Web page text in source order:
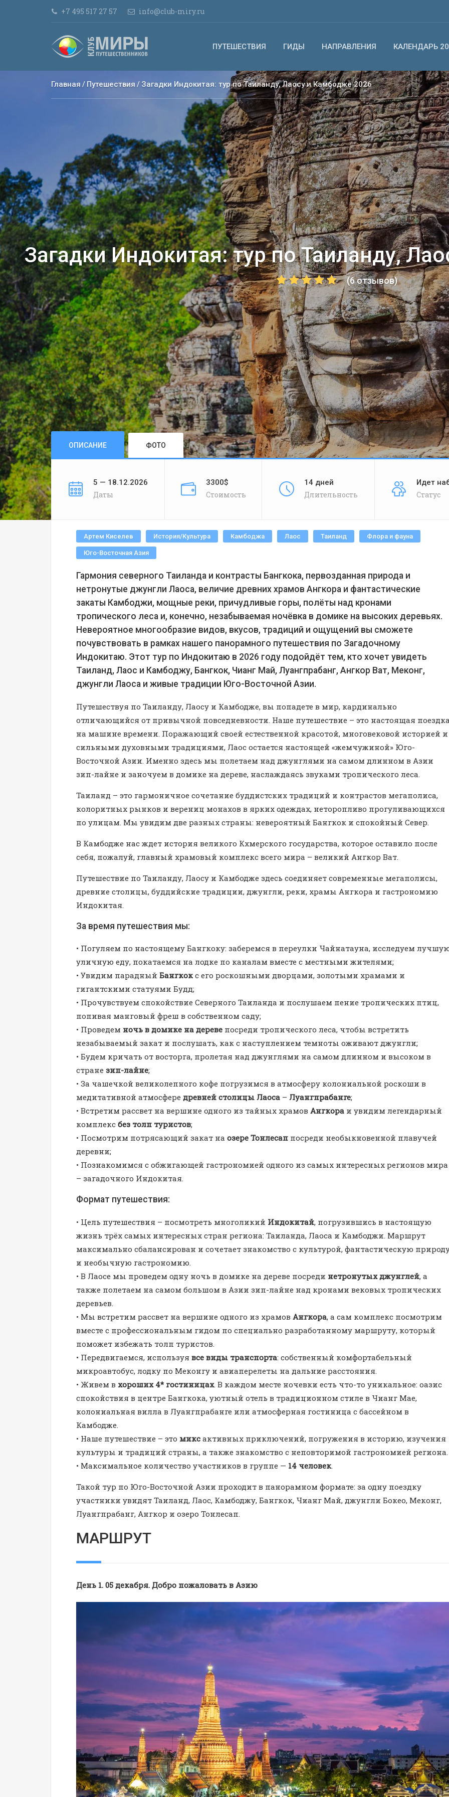
+7 495 517 27 57 info@club-miry.ru
ПУТЕШЕСТВИЯ ГИДЫ НАПРАВЛЕНИЯ КАЛЕНДАРЬ
Главная Путешествия Загадки Индокитая: тур по Таиланду, Лаосу и Камбодже 2026
Загадки Индокитая: тур по Таиланду,
(6 отзывов)
ОПИСАНИЕ ФОТО
5 — 18.12.2026
Даты
3300$
Стоимость
14 дней
Длительность
Идет
Статус
Артем Киселев История/Культура Камбоджа Лаос Таиланд Флора и фауна
Юго-Восточная Азия
Гармония северного Таиланда и контрасты Бангкока, первозданная природа и
нетронутые джунгли Лаоса, величие древних храмов Ангкора и фантастические
закаты Камбоджи, мощные реки, причудливые горы, полёты над кронами
тропического леса и, конечно, незабываемая ночёвка в домике на высоких деревьях.
Невероятное многообразие видов, вкусов, традиций и ощущений вы сможете
почувствовать в рамках нашего панорамного путешествия по Загадочному
Индокитаю. Этот тур по Индокитаю в 2026 году подойдёт тем, кто хочет увидеть
Таиланд, Лаос и Камбоджу, Бангкок, Чианг Май, Луангпрабанг, Ангкор Ват, Меконг,
джунгли Лаоса и живые традиции Юго-Восточной Азии.
Путешествуя по Таиланду, Лаосу и Камбодже, вы попадете в мир, кардинально
отличающийся от привычной повседневности. Наше путешествие – это настоящая
на машине времени. Поражающий своей естественной красотой, многовековой историей и
сильными духовными традициями, Лаос остается настоящей «жемчужиной» Юго-
Восточной Азии. Именно здесь мы полетаем над джунглями на самом длинном в Азии
зип-лайне и заночуем в домике на дереве, наслаждаясь звуками тропического леса.
Таиланд – это гармоничное сочетание буддистских традиций и контрастов мегаполиса,
колоритных рынков и верениц монахов в ярких одеждах, неторопливо прогуливающихся
по улицам. Мы увидим две разных страны: невероятный Бангкок и спокойный Север.
В Камбодже нас ждет история великого Кхмерского государства, которое оставило после
себя, пожалуй, главный храмовый комплекс всего мира – великий Ангкор Ват.
Путешествие по Таиланду, Лаосу и Камбодже здесь соединяет современные мегаполисы,
древние столицы, буддийские традиции, джунгли, реки, храмы Ангкора и гастрономию
Индокитая.
За время путешествия мы:
• Погуляем по настоящему Бангкоку: заберемся в переулки Чайнатауна, исследуем
уличную еду, покатаемся на лодке по каналам вместе с местными жителями;
• Увидим парадный Бангкок с его роскошными дворцами, золотыми храмами и
гигантскими статуями Будд;
• Прочувствуем спокойствие Северного Таиланда и послушаем пение тропических птиц,
попивая манговый фреш в собственном саду;
• Проведем ночь в домике на дереве посреди тропического леса, чтобы встретить
незабываемый закат и послушать, как с наступлением темноты оживают джунгли;
• Будем кричать от восторга, пролетая над джунглями на самом длинном и высоком в
стране зип-лайне;
• За чашечкой великолепного кофе погрузимся в атмосферу колониальной роскоши в
медитативной атмосфере древней столицы Лаоса – Луангпрабанге;
• Встретим рассвет на вершине одного из тайных храмов Ангкора и увидим легендарный
комплекс без толп туристов;
• Посмотрим потрясающий закат на озере Тонлесап посреди необыкновенной плавучей
деревни;
• Познакомимся с обжигающей гастрономией одного из самых интересных регионов мира
– загадочного Индокитая.
Формат путешествия:
• Цель путешествия – посмотреть многоликий Индокитай, погрузившись в настоящую
жизнь трёх самых интересных стран региона: Таиланда, Лаоса и Камбоджи. Маршрут
максимально сбалансирован и сочетает знакомство с культурой, фантастическую
и необычную гастрономию.
• В Лаосе мы проведем одну ночь в домике на дереве посреди нетронутых джунглей, а
также полетаем на самом большом в Азии зип-лайне над кронами вековых тропических
деревьев.
• Мы встретим рассвет на вершине одного из храмов Ангкора, а сам комплекс посмотрим
вместе с профессиональным гидом по специально разработанному маршруту, который
поможет избежать толп туристов.
• Передвигаемся, используя все виды транспорта: собственный комфортабельный
микроавтобус, лодку по Меконгу и авиаперелеты на дальние расстояния.
• Живем в хороших 4* гостиницах. В каждом месте ночевки есть что-то уникальное: оазис
спокойствия в центре Бангкока, уютный отель в традиционном стиле в Чианг Мае,
колониальная вилла в Луангпрабанге или атмосферная гостиница с бассейном в
Камбодже.
• Наше путешествие – это микс активных приключений, погружения в историю, изучения
культуры и традиций страны, а также знакомство с неповторимой гастрономией региона.
• Максимальное количество участников в группе — 14 человек
Такой тур по Юго-Восточной Азии проходит в панорамном формате: за одну поездку
участники увидят Таиланд, Лаос, Камбоджу, Бангкок, Чианг Май, джунгли Бокео, Меконг,
Луангпрабанг, Ангкор и озеро Тонлесап.
МАРШРУТ
День 1. 05 декабря. Добро пожаловать в Азию